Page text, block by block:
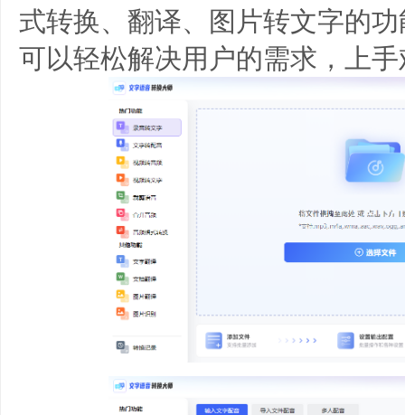
式转换、翻译、图片转文字的
可以轻松解决用户的需求，上